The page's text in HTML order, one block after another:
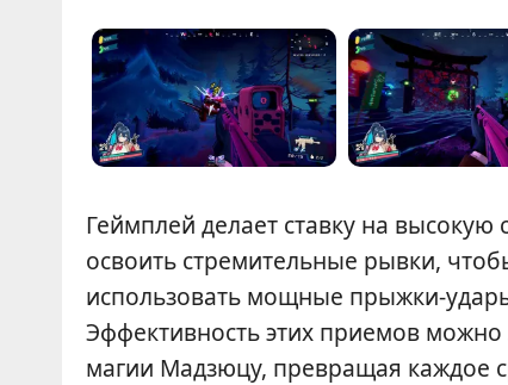
Геймплей делает ставку на высокую
освоить стремительные рывки,
использовать мощные прыжки-
Эффективность этих приемов
магии Мадзюцу, превращая каждое